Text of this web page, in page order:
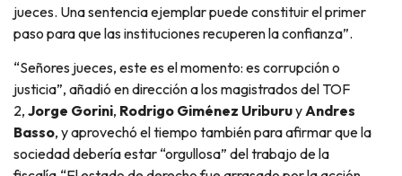
jueces. Una sentencia ejemplar puede constituir el primer
paso para que las instituciones recuperen la confianza”.
“Señores jueces, este es el momento: es corrupción o
justicia”, añadió en dirección a los magistrados del TOF
2, Jorge Gorini, Rodrigo Giménez UriburuyAndres
Basso, y aprovechó el tiempo también para afirmar que la
sociedad debería estar “orgullosa” del trabajo de la